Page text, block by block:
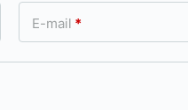
E-mail *